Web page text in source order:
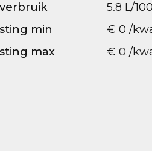
5.8 L/
min
€ 0 /
max
€ 0 /